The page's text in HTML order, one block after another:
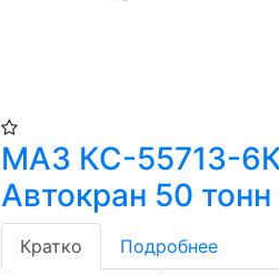
МАЗ КС-55713-
Автокран 50 тонн
Кратко
Подробнее